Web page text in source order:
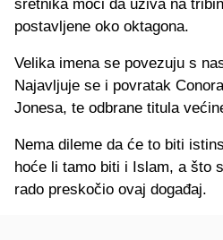
sretnika moći da uživa na
postavljene oko oktagona.
Velika imena se povezuju s
Najavljuje se i povratak
Jonesa, te odbrane titula
Nema dileme da će to biti
hoće li tamo biti i Islam, a što
rado preskočio ovaj događaj.